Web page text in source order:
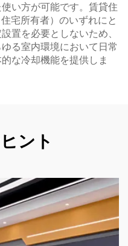
い方が可能です。賃貸住
宅所有者）のいずれにと
置を必要としないため、
る室内環境において日常
な冷却機能を提供しま
ント